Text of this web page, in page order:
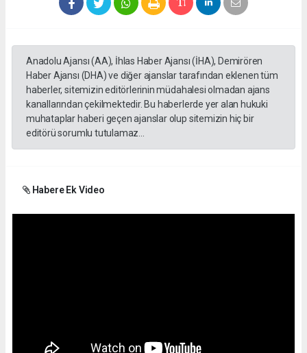
Anadolu Ajansı (AA), İhlas Haber Ajansı (İHA), Demirören
Haber Ajansı (DHA) ve diğer ajanslar tarafından eklenen tüm
haberler, sitemizin editörlerinin müdahalesi olmadan ajans
kanallarından çekilmektedir. Bu haberlerde yer alan hukuki
muhataplar haberi geçen ajanslar olup sitemizin hiç bir
editörü sorumlu tutulamaz...
Habere Ek Video